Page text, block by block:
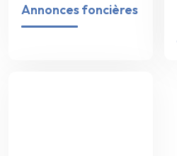
Annonces foncières